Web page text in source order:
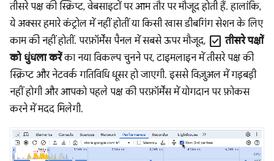
तीसरे पक्ष की स्क्रिप्ट, वेबसाइटों पर आम तौर पर मौजूद होती हैं. हालांकि,
ये अक्सर हमारे कंट्रोल में नहीं होतीं या किसी खास डीबगिंग सेशन के लिए
काम की नहीं होतीं. परफ़ॉर्मेंस पैनल में सबसे ऊपर मौजूद, check_box तीसरे पक्षों
को धुंधला करेंका नया विकल्प चुनने पर, टाइमलाइन में तीसरे पक्ष की
स्क्रिप्ट और नेटवर्क गतिविधि धूसर हो जाएगी. इससे विज़ुअल में गड़बड़ी
नहीं होगी और आपको पहले पक्ष की परफ़ॉर्मेंस में योगदान पर फ़ोकस
करने में मदद मिलेगी.